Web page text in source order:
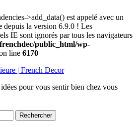
>add_data() est appelé avec un
depuis la version 6.9.0 ! Les
IE sont ignorés par tous les navigateurs
public_html/wp-
line 6170
| French Decor
pour vous sentir bien chez vous